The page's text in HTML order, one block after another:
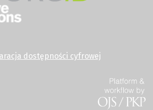
dostępności cyfrowej